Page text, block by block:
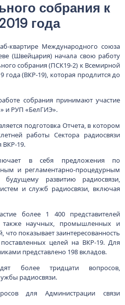
собрания к
года
квартире Международного союза
(Швейцария) начала свою работу
собрания (ПСК19-2) к Всемирной
года (ВКР-19), которая продлится до
собрания принимают участие
и РУП «БелГИЭ».
подготовка Отчета, в котором
работы Сектора радиосвязи
ВКР-19.
в себя предложения по
и регламентарно-процедурным
развитию радиосвязи,
и служб радиосвязи, включая
более 1 400 представителей
также научных, промышленных и
показывает заинтересованность
целей на ВКР-19. Для
представлено 198 вкладов.
более тридцати вопросов,
радиосвязи.
для Администрации связи